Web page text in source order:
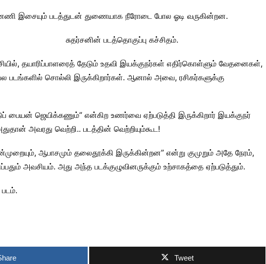
இசையும் படத்துடன் துணையாக நீரோடை போல ஓடி வருகின்றன.
சுதர்சனின் படத்தொகுப்பு கச்சிதம்.
தயாரிப்பாளரைத் தேடும் உதவி இயக்குநர்கள் எதிர்கொள்ளும் வேதனைகள்,
சொல்லி இருக்கிறார்கள். ஆனால் அவை, ரசிகர்களுக்கு
பையன் ஜெயிக்கணும்” என்கிற உணர்வை ஏற்படுத்தி இருக்கிறார் இயக்குநர்
அவரது வெற்றி.. படத்தின் வெற்றியும்கூட!
ஆபாசமும் தலைதூக்கி இருக்கின்றன” என்று குமுறும் அதே நேரம்,
அவசியம். அது அந்த படக்குழுவினருக்கும் உற்சாகத்தை ஏற்படுத்தும்.
Tweet